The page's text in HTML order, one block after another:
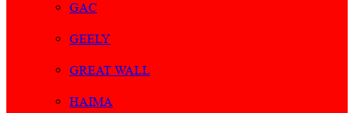
GAC
GEELY
GREAT WALL
HAIMA